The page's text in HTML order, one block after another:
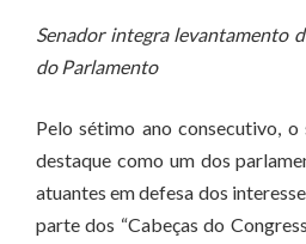
Senador integra levantamento
do Parlamento
Pelo sétimo ano consecutivo,
destaque como um dos
atuantes em defesa dos
parte dos “Cabeças do